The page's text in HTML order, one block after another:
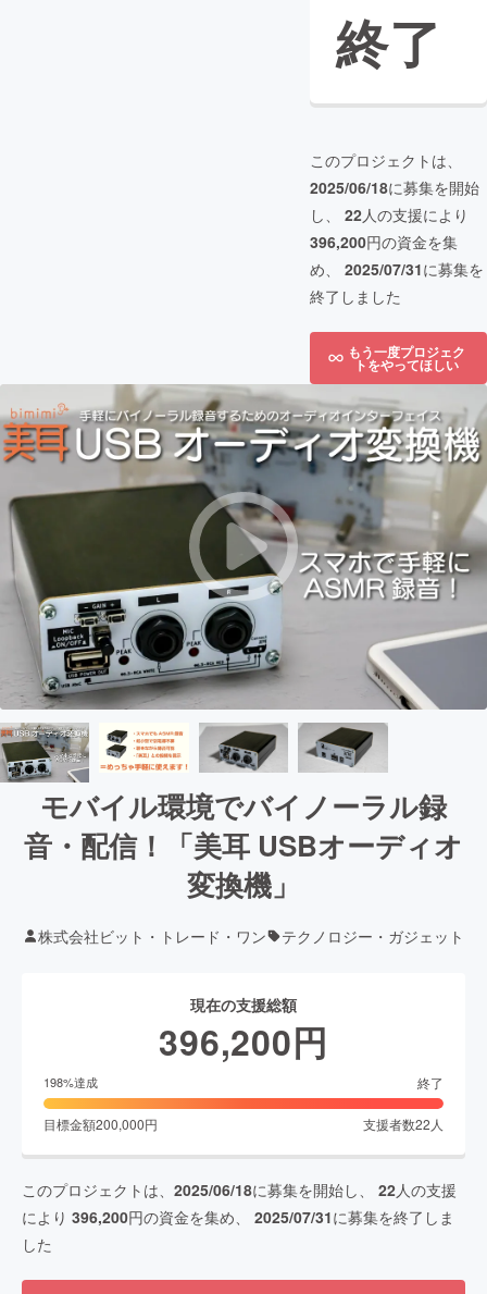
終了
このプロジェクトは、
2025/06/18に募集を開始
し、 22人の支援により
396,200円の資金を集
め、 2025/07/31に募集を
終了しました
もう一度プロジェク
トをやってほしい
モバイル環境でバイノーラル録
音・配信！「美耳 USBオーディオ
変換機」
株式会社ビット・トレード・ワン テクノロジー・ガジェット
現在の支援総額
396,200円
198%達成 終了
目標金額200,000円 支援者数22 人
このプロジェクトは、 2025/06/18に募集を開始し、 22人の支援
により 396,200円の資金を集め、 2025/07/31に募集を終了しま
した